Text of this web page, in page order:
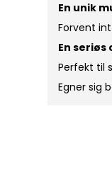
En unik
Forvent
En
Perfekt til
Egner sig